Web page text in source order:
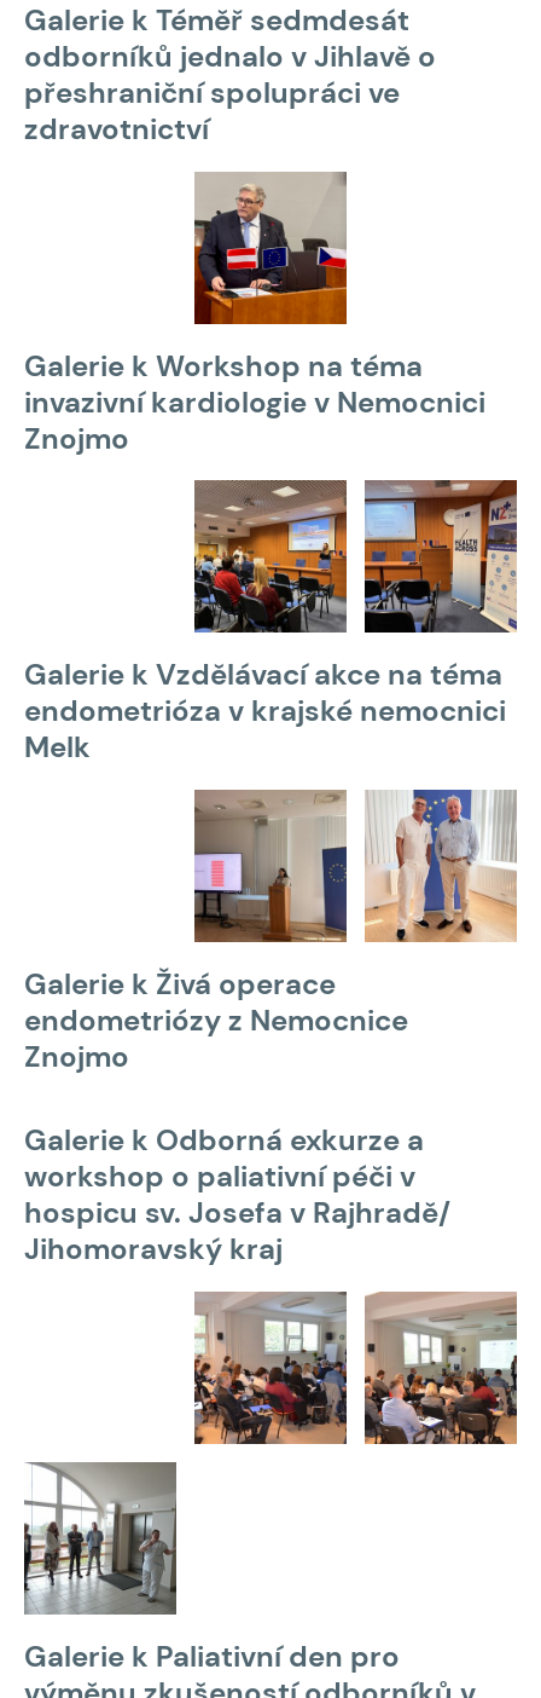
Galerie k Téměř sedmdesát
odborníků jednalo v Jihlavě o
přeshraniční spolupráci ve
zdravotnictví
Galerie k Workshop na téma
invazivní kardiologie v Nemocnici
Znojmo
Galerie k Vzdělávací akce na téma
endometrióza v krajské nemocnici
Melk
Galerie k Živá operace
endometriózy z Nemocnice
Znojmo
Galerie k Odborná exkurze a
workshop o paliativní péči v
hospicu sv. Josefa v Rajhradě/
Jihomoravský kraj
Galerie k Paliativní den pro